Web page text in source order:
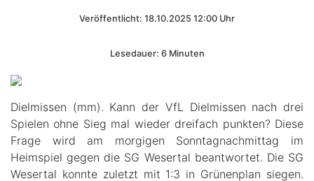
Veröffentlicht: 18.10.2025 12:00 Uhr
Lesedauer: 6 Minuten
Dielmissen (mm). Kann der VfL Dielmissen nach drei
Spielen ohne Sieg mal wieder dreifach punkten? Diese
Frage wird am morgigen Sonntagnachmittag im
Heimspiel gegen die SG Wesertal beantwortet. Die SG
Wesertal konnte zuletzt mit 1:3 in Grünenplan siegen.